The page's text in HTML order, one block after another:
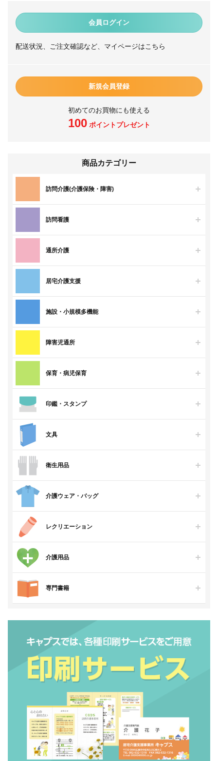
会員ログイン
配送状況、ご注文確認など、マイページはこちら
新規会員登録
初めてのお買物にも使える
100ポイントプレゼント
商品カテゴリー
訪問介護(介護保険・障害)
訪問看護
通所介護
居宅介護支援
施設・小規模多機能
障害児通所
保育・病児保育
印鑑・スタンプ
文具
衛生用品
介護ウェア・バッグ
レクリエーション
介護用品
専門書籍